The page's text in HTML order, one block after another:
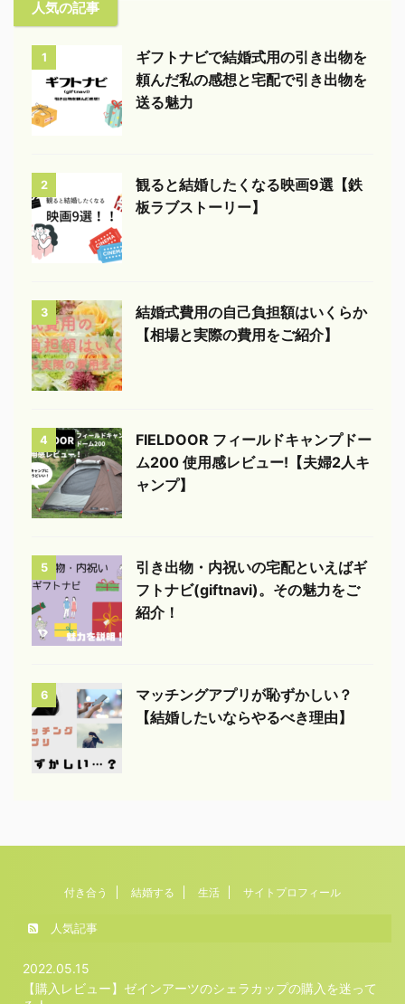
人気の記事
1
ギフトナビで結婚式用の引き出物を
頼んだ私の感想と宅配で引き出物を
送る魅力
2
観ると結婚したくなる映画9選【鉄
板ラブストーリー】
3
結婚式費用の自己負担額はいくらか
【相場と実際の費用をご紹介】
4
FIELDOOR フィールドキャンプドー
ム200 使用感レビュー!【夫婦2人キ
ャンプ】
5
引き出物・内祝いの宅配といえばギ
フトナビ(giftnavi)。その魅力をご
紹介！
6
マッチングアプリが恥ずかしい？
【結婚したいならやるべき理由】
付き合う 結婚する 生活 サイトプロフィール
人気記事
2022.05.15
【購入レビュー】ゼインアーツのシェラカップの購入を迷って